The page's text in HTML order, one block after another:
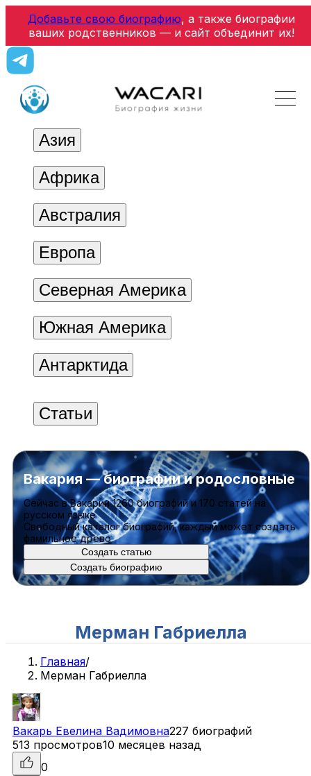
Добавьте свою биографию, а также биографии
ваших родственников — и сайт объединит их!
Азия
Африка
Австралия
Европа
Северная Америка
Южная Америка
Антарктида
Статьи
Вакария — биографии и родословные
Cейчас в Вакарии1260 биографийи170 статейна
русском языке
Свободный каталог биографий, каждый может создать
фамильное древо
Создать статью
Создать биографию
Мерман Габриелла
Главная/
Мерман Габриелла
Вакарь Евелина Вадимовна227 биографий
513 просмотров10 месяцев назад
0